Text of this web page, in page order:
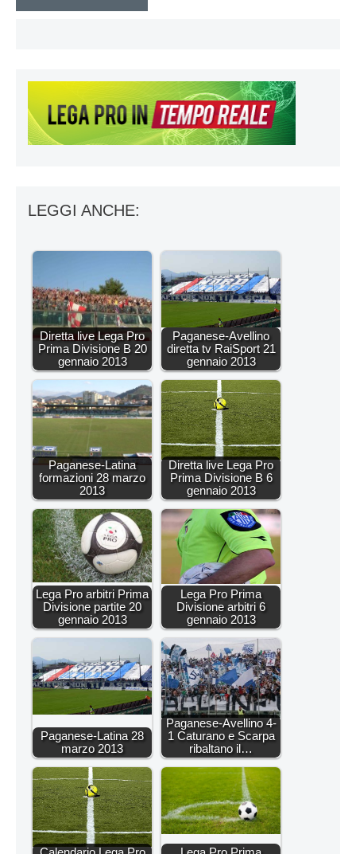
LEGGI ANCHE:
Diretta live Lega Pro
Prima Divisione B 20
gennaio 2013
Paganese-Avellino
diretta tv RaiSport 21
gennaio 2013
Paganese-Latina
formazioni 28 marzo
2013
Diretta live Lega Pro
Prima Divisione B 6
gennaio 2013
Lega Pro arbitri Prima
Divisione partite 20
gennaio 2013
Lega Pro Prima
Divisione arbitri 6
gennaio 2013
Paganese-Latina 28
marzo 2013
Paganese-Avellino 4-
1 Caturano e Scarpa
ribaltano il…